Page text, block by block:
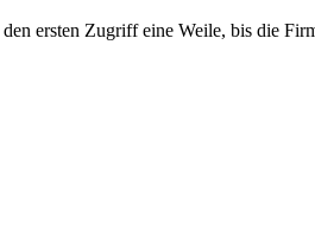
ersten Zugriff eine Weile, bis die